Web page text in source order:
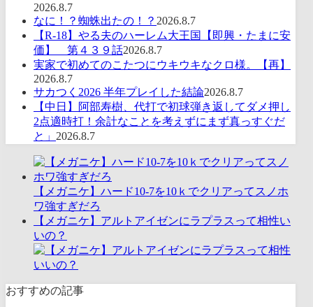
2026.8.7
なに！？蜘蛛出たの！？ 2026.8.7
【R-18】やる夫のハーレム大王国【即興・たまに安
価】 第４３９話2026.8.7
実家で初めてのこたつにウキウキなクロ様。【再】
2026.8.7
サカつく2026 半年プレイした結論2026.8.7
【中日】阿部寿樹、代打で初球弾き返してダメ押し
2点適時打！余計なことを考えずにまず真っすぐだ
と」 2026.8.7
【メガニケ】ハード10-7を10ｋでクリアってスノホ
ワ強すぎだろ
【メガニケ】アルトアイゼンにラプラスって相性い
いの？
おすすめの記事